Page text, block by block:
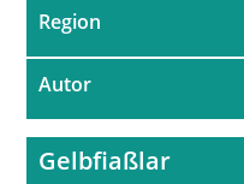
Region
Autor
Gelbfiaßlar